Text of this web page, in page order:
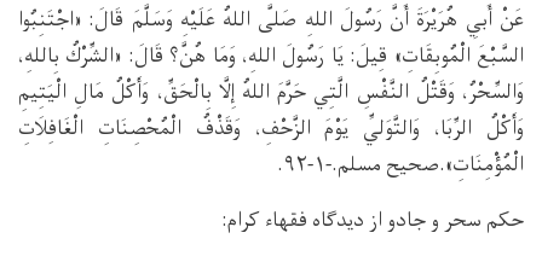
عَنْ أَبِي هُرَيْرَةَ أَنَّ رَسُولَ اللهِ صَلَّى اللهُ عَلَيْهِ وَسَلَّمَ قَالَ: «اجْتَنِبُوا
السَّبْعَ الْمُوبِقَاتِ» قِيلَ: يَا رَسُولَ اللهِ، وَمَا هُنَّ؟ قَالَ: «الشِّرْكُ بِاللهِ،
وَالسِّحْرُ، وَقَتْلُ النَّفْسِ الَّتِي حَرَّمَ اللهُ إِلَّا بِالْحَقِّ، وَأَكْلُ مَالِ الْيَتِيمِ
وَأَكْلُ الرِّبَا، وَالتَّوَلِّي يَوْمَ الزَّحْفِ، وَقَذْفُ الْمُحْصِنَاتِ الْغَافِلَاتِ
الْمُؤْمِنَاتِ».صحيح مسلم.-۱-۹۲.
حکم سحر و جادو از دیدګاه فقهاء کرام: